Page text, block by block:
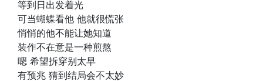
等到日出发着光
可当蝴蝶看他 他就很慌张
悄悄的他不能让她知道
装作不在意是一种煎熬
嗯 希望拆穿别太早
有预兆 猜到结局会不太妙